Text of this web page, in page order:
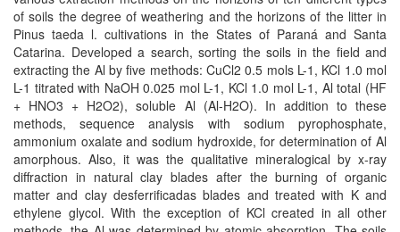
of soils the degree of weathering and the horizons of the litter in
Pinus taeda l. cultivations in the States of Paraná and Santa
Catarina. Developed a search, sorting the soils in the field and
extracting the Al by five methods: CuCl2 0.5 mols L-1, KCl 1.0 mol
L-1 titrated with NaOH 0.025 mol L-1, KCl 1.0 mol L-1, Al total (HF
+ HNO3 + H2O2), soluble Al (Al-H2O). In addition to these
methods, sequence analysis with sodium pyrophosphate,
ammonium oxalate and sodium hydroxide, for determination of Al
amorphous. Also, it was the qualitative mineralogical by x-ray
diffraction in natural clay blades after the burning of organic
matter and clay desferrificadas blades and treated with K and
ethylene glycol. With the exception of KCl created in all other